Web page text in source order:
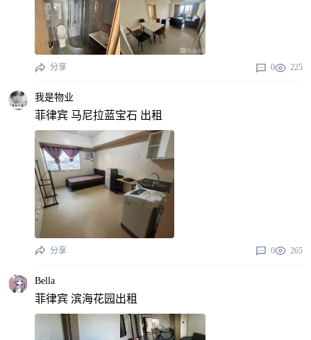
分享 0 225
我是物业
菲律宾 马尼拉蓝宝石 出租
分享 0 265
Bella
菲律宾 滨海花园出租